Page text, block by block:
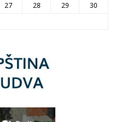
27 28 29
30